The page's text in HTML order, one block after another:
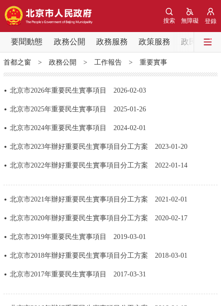
登錄
無障礙
搜索
要聞動態 政務公開 政務服務 政策服務 政民互動
要聞動態
黨中央精神 國務院資訊 中央部委動態
北京要聞 會議資訊
各區熱點
政務公開
政策兌現 政策解讀 回應關切
決策公開 專題公開
政務服務
首都之窗> 政務公開 > 工作報告> 重要實事
北京市2026年重要民生實事項目 2026-02-03
北京市2025年重要民生實事項目 2025-01-26
北京市2024年重要民生實事項目 2024-02-01
北京市2023年辦好重要民生實事項目分工方案 2023-01-20
北京市2022年辦好重要民生實事項目分工方案 2022-01-14
北京市2021年辦好重要民生實事項目分工方案 2021-02-01
北京市2020年辦好重要民生實事項目分工方案 2020-02-17
北京市2019年重要民生實事項目 2019-03-01
北京市2018年辦好重要民生實事項目分工方案 2018-03-01
北京市2017年重要民生實事項目 2017-03-31